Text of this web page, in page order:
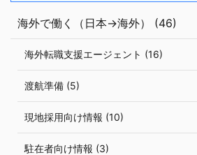
海外で働く（日本→海外） (46)
海外転職支援エージェント (16)
渡航準備 (5)
現地採用向け情報 (10)
駐在者向け情報 (3)